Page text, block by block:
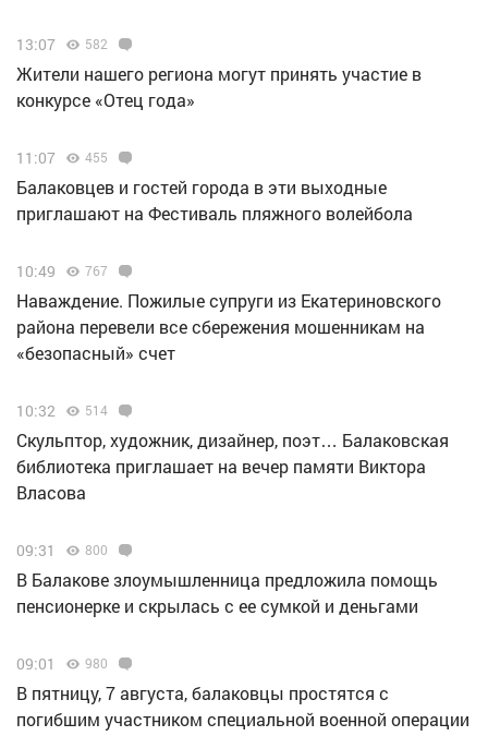
13:07 582
Жители нашего региона могут принять участие в
конкурсе «Отец года»
11:07 455
Балаковцев и гостей города в эти выходные
приглашают на Фестиваль пляжного волейбола
10:49 767
Наваждение. Пожилые супруги из Екатериновского
района перевели все сбережения мошенникам на
«безопасный» счет
10:32 514
Скульптор, художник, дизайнер, поэт… Балаковская
библиотека приглашает на вечер памяти Виктора
Власова
09:31 800
В Балакове злоумышленница предложила помощь
пенсионерке и скрылась с ее сумкой и деньгами
09:01 980
В пятницу, 7 августа, балаковцы простятся с
погибшим участником специальной военной операции